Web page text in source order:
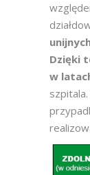
Dzięki
w